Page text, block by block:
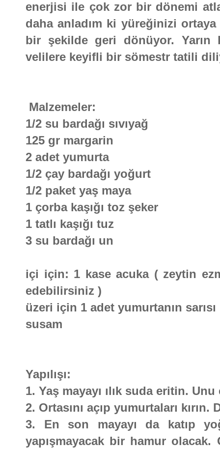
enerjisi ile çok zor bir dönemi
daha anladım ki yüreğinizi
bir şekilde geri dönüyor. Yarın
velilere keyifli bir sömestr tatili
Malzemeler:
1/2 su bardağı sıvıyağ
125 gr margarin
2 adet yumurta
1/2 çay bardağı yoğurt
1/2 paket yaş maya
1 çorba kaşığı toz şeker
1 tatlı kaşığı tuz
3 su bardağı un
içi için: 1 kase acuka ( zeytin
edebilirsiniz )
üzeri için 1 adet yumurtanın sarısı
susam
Yapılışı:
1. Yaş mayayı ılık suda eritin.
2. Ortasını açıp yumurtaları
3. En son mayayı da katıp
yapışmayacak bir hamur